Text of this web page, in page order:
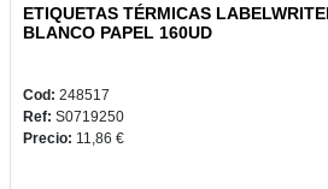
ETIQUETAS TÉRMICAS
BLANCO PAPEL 160UD
Cod: 248517
Ref: S0719250
Precio: 11,86 €